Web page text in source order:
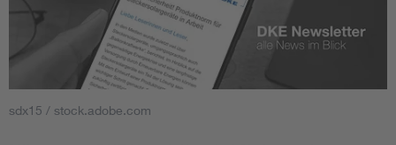
sdx15 / stock.adobe.com